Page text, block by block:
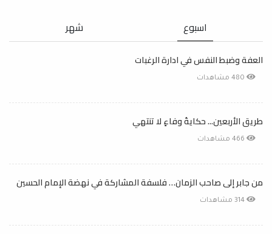
اسبوع شهر
العفة وضبط النفس في ادارة الرغبات
طريق الأربعين... حكايةُ وفاءٍ لا تنتهي
من جابر إلى صاحب الزمان… فلسفة المشاركة في نهضة الإمام الحسين